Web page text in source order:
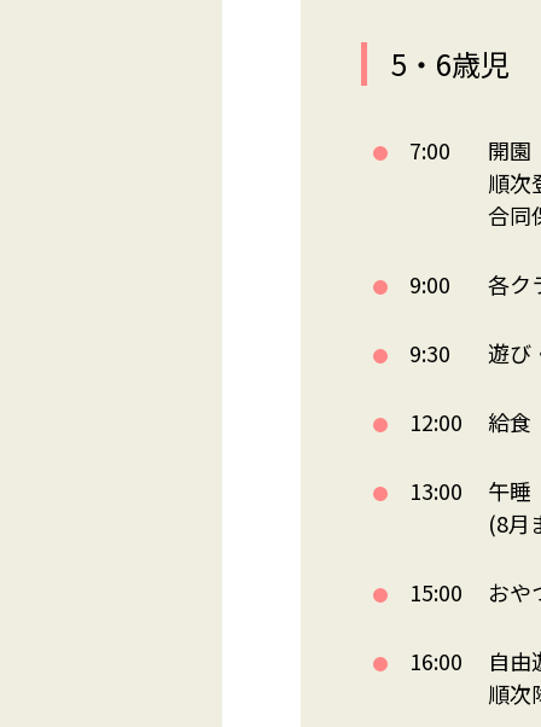
5・6歳児
7:00
開園
順次
合同
9:00 各ク
9:30 遊び
12:00 給食
13:00
午睡
(8月
15:00 おや
16:00
自由
順次